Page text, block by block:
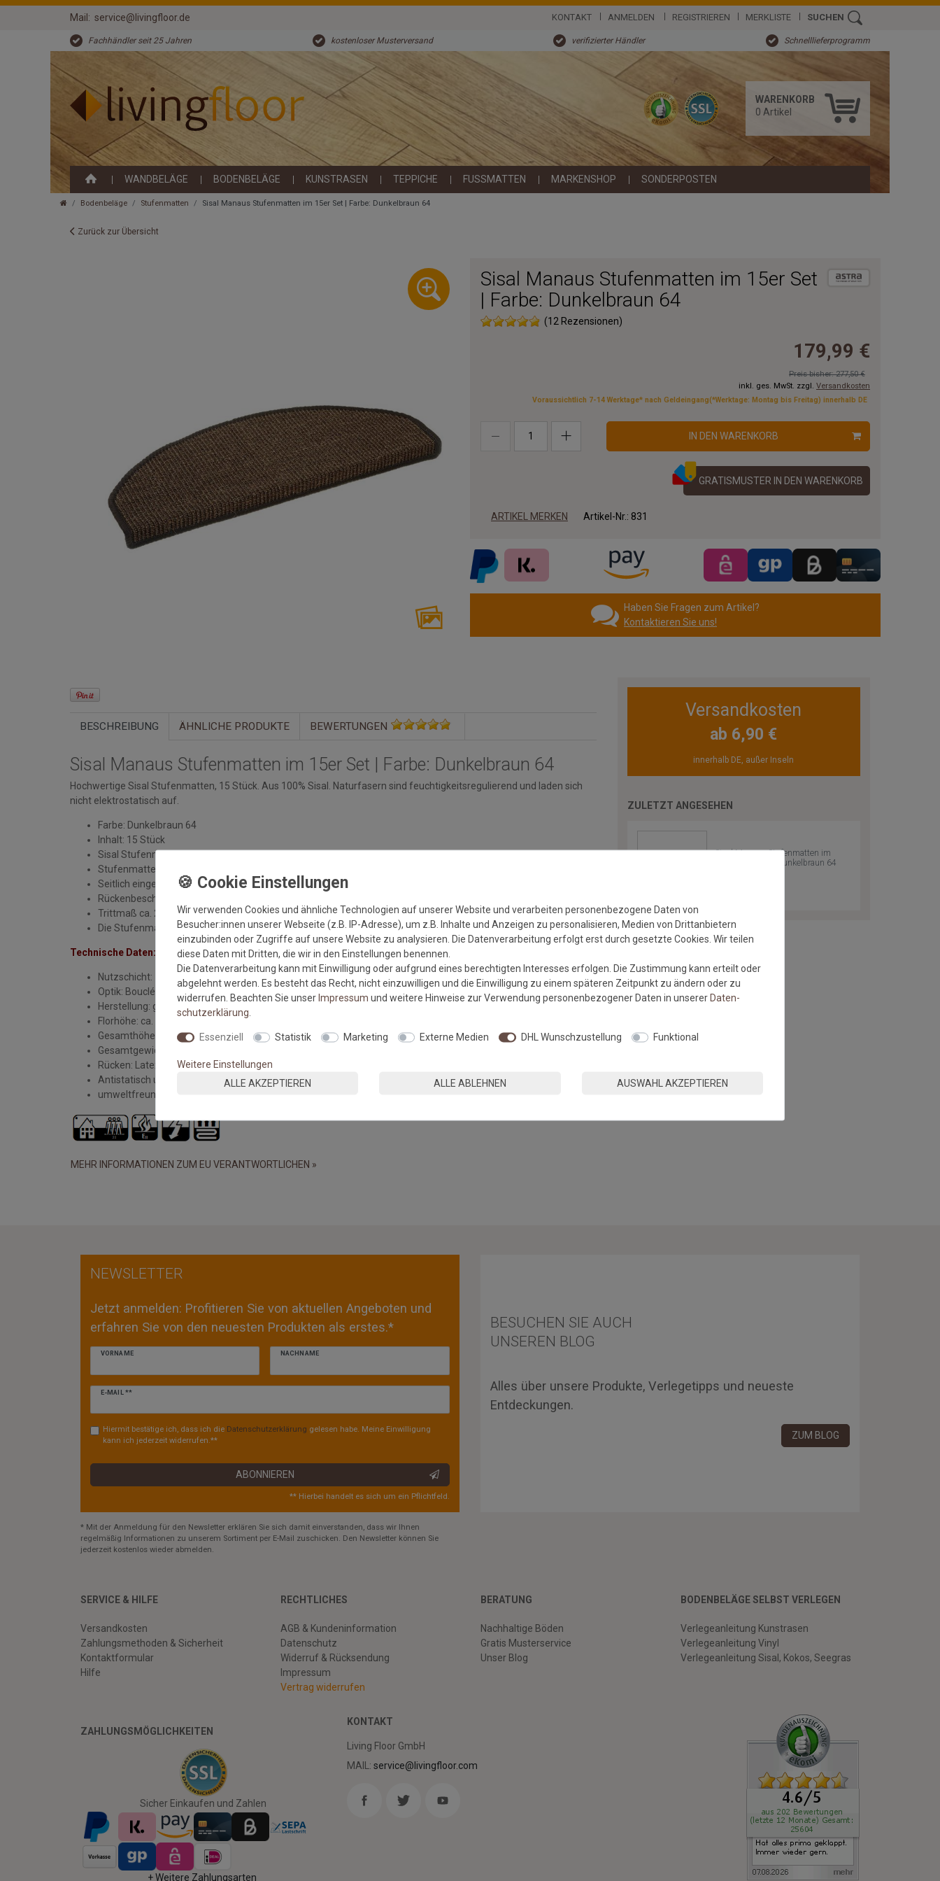
Mail: service@livingfloor.de KONTAKT ANMELDEN REGISTRIEREN MERKLISTE SUCHEN
Fachhändler seit 25 Jahren kostenloser Musterversand verifizierter Händler Schnelllieferprogramm
WARENKORB
0 Artikel
WANDBELÄGE BODENBELÄGE KUNSTRASEN TEPPICHE FUSSMATTEN MARKENSHOP SONDERPOSTEN
Bodenbeläge Stufenmatten Sisal Manaus Stufenmatten im 15er Set | Farbe: Dunkelbraun 64
Zurück zur Übersicht
Sisal Manaus Stufenmatten im 15er Set
| Farbe: Dunkelbraun 64
(12 Rezensionen)
179,99 €
Preis bisher: 277,50 €
inkl. ges. MwSt. zzgl. Versandkosten
Voraussichtlich 7-14 Werktage* nach Geldeingang(*Werktage: Montag bis Freitag) innerhalb DE
IN DEN WARENKORB
GRATISMUSTER IN DEN WARENKORB
ARTIKEL MERKEN Artikel-Nr.: 831
Haben Sie Fragen zum Artikel?
Kontaktieren Sie uns!
BESCHREIBUNG ÄHNLICHE PRODUKTE BEWERTUNGEN
Sisal Manaus Stufenmatten im 15er Set | Farbe: Dunkelbraun 64
Hochwertige Sisal Stufenmatten, 15 Stück. Aus 100% Sisal. Naturfasern sind feuchtigkeitsregulierend und laden sich
nicht elektrostatisch auf.
Farbe: Dunkelbraun 64
Inhalt: 15 Stück
Sisal Stufenmatten in wohnlichen Farben
Stufenmatten mit Winkelschiene und Klebestreifen für einen sicheren Halt
Seitlich eingefasst
Rückenbeschichtung: 100% Latex (rutschhemmend)
Trittmaß ca. 24 x 64 cm + 4 cm vordere Kante
Die Stufenmatten sind nicht waschbar!
Technische Daten:
Nutzschicht: 100% Sisal
Optik: Bouclé
Herstellung: gewebt
Florhöhe: ca. 5 mm
Gesamthöhe: ca. 6 mm
Gesamtgewicht: ca. 1900 gr./m²
Rücken: Latexwaffelrücken
Antistatisch und Fußbodenheizung geeignet
umweltfreundlich und schadstoffgeprüft
MEHR INFORMATIONEN ZUM EU VERANTWORTLICHEN »
Versandkosten
ab 6,90 €
innerhalb DE, außer Inseln
ZULETZT ANGESEHEN
Sisal Manaus Stufenmatten im
15er Set | Farbe: Dunkelbraun 64
NEWSLETTER
Jetzt anmelden: Profitieren Sie von aktuellen Angeboten und
erfahren Sie von den neuesten Produkten als erstes.*
VORNAME NACHNAME
E-MAIL **
Newsletter
Hiermit bestätige ich, dass ich die Daten­schutz­erklärung gelesen habe. Meine Einwilligung
kann ich jederzeit widerrufen.**
ABONNIEREN
** Hierbei handelt es sich um ein Pflichtfeld.
BESUCHEN SIE AUCH
UNSEREN BLOG
Alles über unsere Produkte, Verlegetipps und neueste
Entdeckungen.
ZUM BLOG
* Mit der Anmeldung für den Newsletter erklären Sie sich damit einverstanden, dass wir Ihnen
regelmäßig Informationen zu unserem Sortiment per E-Mail zuschicken. Den Newsletter können Sie
jederzeit kostenlos wieder abmelden.
SERVICE & HILFE
Versandkosten
Zahlungsmethoden & Sicherheit
Kontaktformular
Hilfe
RECHTLICHES
AGB & Kundeninformation
Datenschutz
Widerruf & Rücksendung
Impressum
Vertrag widerrufen
BERATUNG
Nachhaltige Böden
Gratis Musterservice
Unser Blog
BODENBELÄGE SELBST VERLEGEN
Verlegeanleitung Kunstrasen
Verlegeanleitung Vinyl
Verlegeanleitung Sisal, Kokos, Seegras
ZAHLUNGSMÖGLICHKEITEN
Sicher Einkaufen und Zahlen
+ Weitere Zahlungsarten
KONTAKT
Living Floor GmbH
MAIL:service@livingfloor.com
Twitter Youtube
Wir verwenden Cookies und ähnliche Technologien auf unserer Website und verarbeiten personenbezogene Daten von
Besucher:innen unserer Webseite (z.B. IP-Adresse), um z.B. Inhalte und Anzeigen zu personalisieren, Medien von Drittanbietern
einzubinden oder Zugriffe auf unsere Website zu analysieren. Die Datenverarbeitung erfolgt erst durch gesetzte Cookies. Wir teilen
diese Daten mit Dritten, die wir in den Einstellungen benennen.
Die Datenverarbeitung kann mit Einwilligung oder aufgrund eines berechtigten Interesses erfolgen. Die Zustimmung kann erteilt oder
abgelehnt werden. Es besteht das Recht, nicht einzuwilligen und die Einwilligung zu einem späteren Zeitpunkt zu ändern oder zu
widerrufen. Beachten Sie unserImpressum und weitere Hinweise zur Verwendung personenbezogener Daten in unsererDaten­
schutz­erklärung
Essenziell Statistik Marketing Externe Medien DHL Wunschzustellung Funktional
Weitere Einstellungen
ALLE AKZEPTIEREN
ALLE ABLEHNEN AUSWAHL AKZEPTIEREN